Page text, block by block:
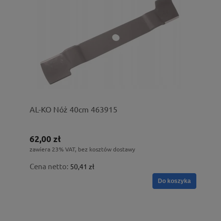
AL-KO Nóż 40cm 463915
62,00 zł
zawiera 23% VAT, bez kosztów dostawy
Cena netto: 50,41 zł
Do koszyka